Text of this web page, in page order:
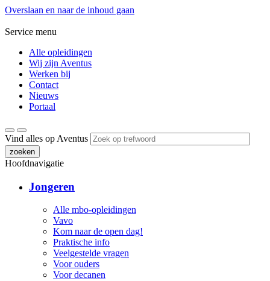
Overslaan en naar de inhoud gaan
Service menu
Alle opleidingen
Wij zijn Aventus
Werken bij
Contact
Nieuws
Portaal
Vind alles op Aventus
zoeken
Hoofdnavigatie
Jongeren
Alle mbo-opleidingen
Vavo
Kom naar de open dag!
Praktische info
Veelgestelde vragen
Voor ouders
Voor decanen